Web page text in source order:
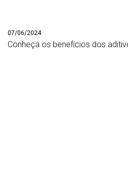
07/06/2024
Conheça os benefícios dos